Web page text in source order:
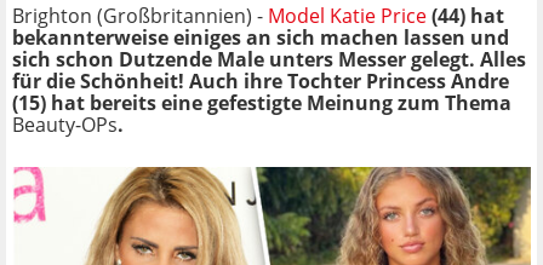
Brighton (Großbritannien) - Model Katie Price(44) hat
bekannterweise einiges an sich machen lassen und
sich schon Dutzende Male unters Messer gelegt. Alles
für die Schönheit! Auch ihre Tochter Princess Andre
(15) hat bereits eine gefestigte Meinung zum Thema
Beauty-OPs.